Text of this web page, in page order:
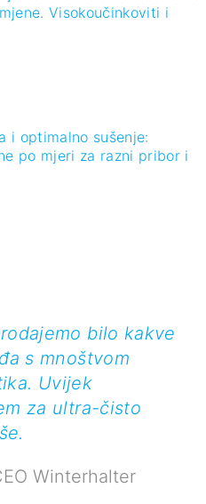
bilo kakve
s mnoštvom
Uvijek
za ultra-čisto
Winterhalter